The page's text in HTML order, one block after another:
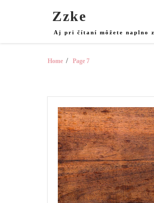
Zzke
Aj pri čítaní môžete naplno
Home Page 7